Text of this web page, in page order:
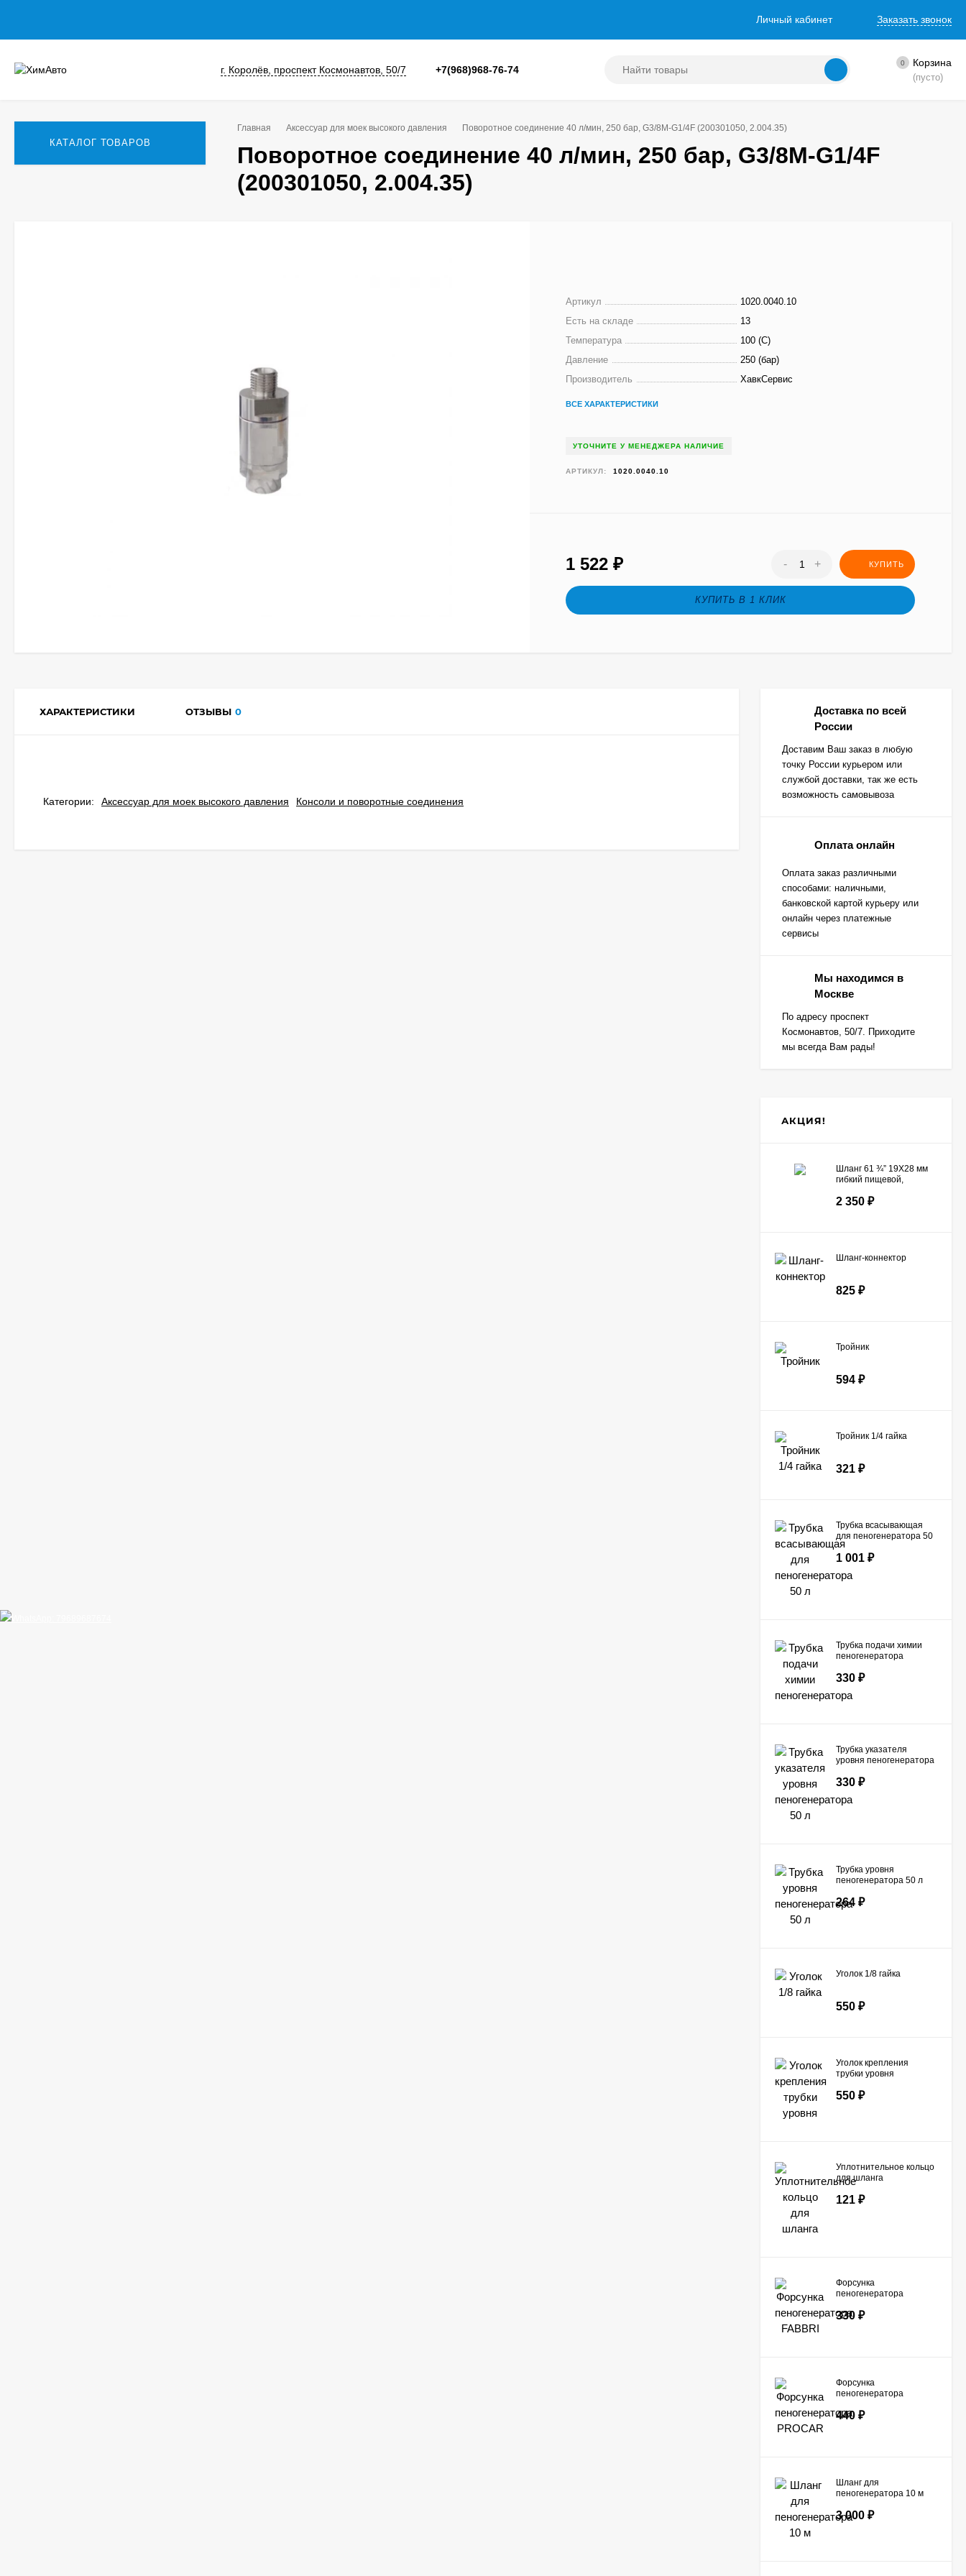
Личный кабинет Заказать звонок
г. Королёв, проспект Космонавтов, 50/7 +7(968)968-76-74
0 Корзина
(пусто)
КАТАЛОГ ТОВАРОВ
Главная Аксессуар для моек высокого давления Поворотное соединение 40 л/мин, 250 бар, G3/8M-G1/4F (200301050, 2.004.35)
Поворотное соединение 40 л/мин, 250 бар, G3/8M-G1/4F
(200301050, 2.004.35)
Артикул
1020.0040.10
Есть на складе
13
Температура
100 (С)
Давление
250 (бар)
Производитель
ХавкСервис
ВСЕ ХАРАКТЕРИСТИКИ
УТОЧНИТЕ У МЕНЕДЖЕРА НАЛИЧИЕ
АРТИКУЛ: 1020.0040.10
1 522₽ - + КУПИТЬ
КУПИТЬ В 1 КЛИК
ХАРАКТЕРИСТИКИ ОТЗЫВЫ 0
Категории: Аксессуар для моек высокого давления Консоли и поворотные соединения
Доставка по всей
России
Доставим Ваш заказ в любую
точку России курьером или
службой доставки, так же есть
возможность самовывоза
Оплата онлайн
Оплата заказ различными
способами: наличными,
банковской картой курьеру или
онлайн через платежные
сервисы
Мы находимся в
Москве
По адресу проспект
Космонавтов, 50/7. Приходите
мы всегда Вам рады!
АКЦИЯ!
Шланг 61 ¾” 19X28 мм
гибкий пищевой,
капроновой нитью
2 350 ₽
Шланг-коннектор
825 ₽
Тройник
594 ₽
Тройник 1/4 гайка
321 ₽
Трубка всасывающая
для пеногенератора 50
л
1 001 ₽
Трубка подачи химии
пеногенератора
330 ₽
Трубка указателя
уровня пеногенератора
330 ₽
Трубка уровня
пеногенератора 50 л
264 ₽
Уголок 1/8 гайка
550 ₽
Уголок крепления
трубки уровня
550 ₽
Уплотнительное кольцо
для шланга
121 ₽
Форсунка
пеногенератора
330 ₽
Форсунка
пеногенератора
440 ₽
Шланг для
пеногенератора 10 м
3 000 ₽